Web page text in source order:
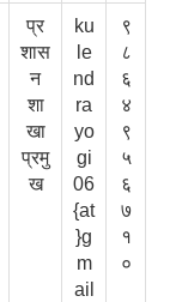
प्र
शास
न
शा
खा
प्रमु
ख
ku
le
nd
ra
yo
gi
06
{at
}g
m
ail
९
८
६
४
९
५
६
७
१
०